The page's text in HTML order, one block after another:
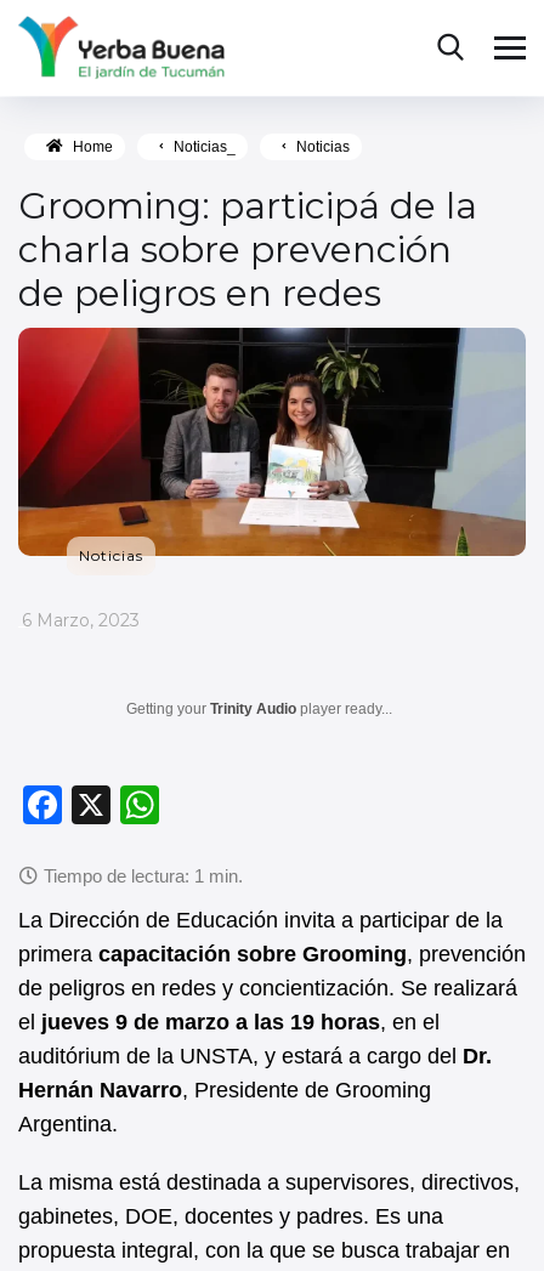
Home Noticias_ Noticias
Grooming: participá de la
charla sobre prevención
de peligros en redes
Noticias
_
6 Marzo, 2023
Getting your Trinity Audio player ready...
F
c
e
b
o
o
k
X
at
s
A
p
p
La Dirección de Educación invita a participar de la
primera capacitación sobre Grooming, prevención
de peligros en redes y concientización. Se realizará
el jueves 9 de marzo a las 19 horas, en el
auditórium de la UNSTA, y estará a cargo del Dr.
Hernán Navarro, Presidente de Grooming
Argentina.
La misma está destinada a supervisores, directivos,
gabinetes, DOE, docentes y padres. Es una
propuesta integral, con la que se busca trabajar en